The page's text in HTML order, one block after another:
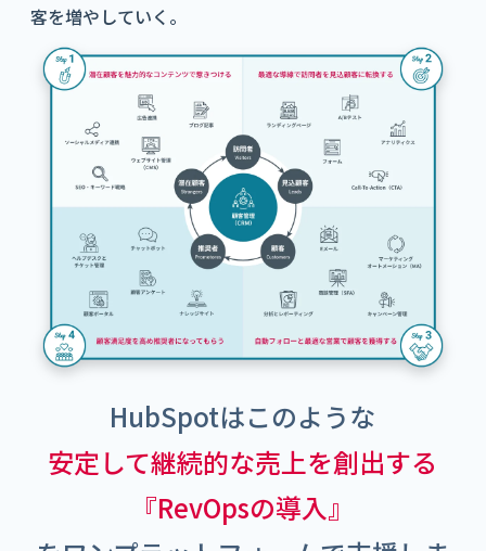
客を増やしていく。
HubSpotはこのような
安定して継続的な売上を創出する
『RevOpsの導入』